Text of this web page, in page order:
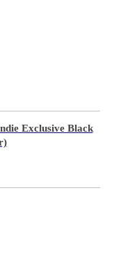
Exclusive Black